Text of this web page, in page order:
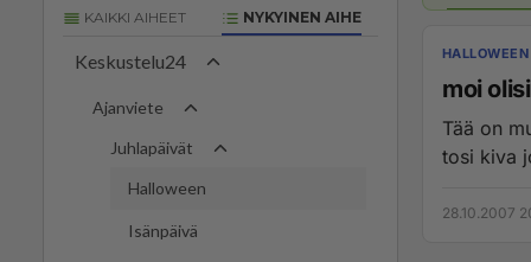
KAIKKI AIHEET NYKYINEN AIHE
Keskustelu24
Ajanviete
Juhlapäivät
Halloween
Isänpäivä
HALLOWEEN
moi
Tää on
tosi kiva
28.10.2007